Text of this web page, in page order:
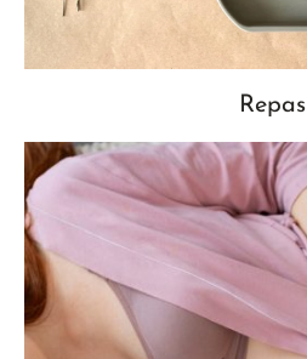
Repas